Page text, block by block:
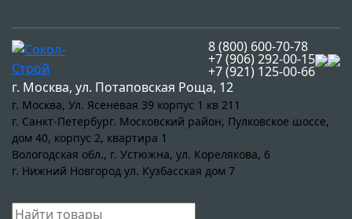
8 (800) 600-70-78
+7 (906) 292-00-15
+7 (921) 125-00-66
г. Москва, ул. Потаповская Роща, 12
г. Москва, Ул. Ясеневая 39 корпус 1 кв 211
г. Санкт-Петербург. Московский район, Пулковское шоссе,
дом 40, корпус 2, квартира 1
Вологодская обл., г. Устюжна, ул. Корелякова, 6
г. Нижний Новгород ул. Кузбасская дом 7